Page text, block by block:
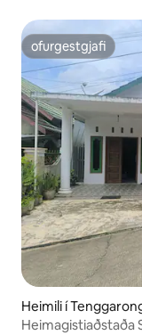
ofurgestgjafi
ofurgestgjafi
Heimili í
Heimagistiaðstaða